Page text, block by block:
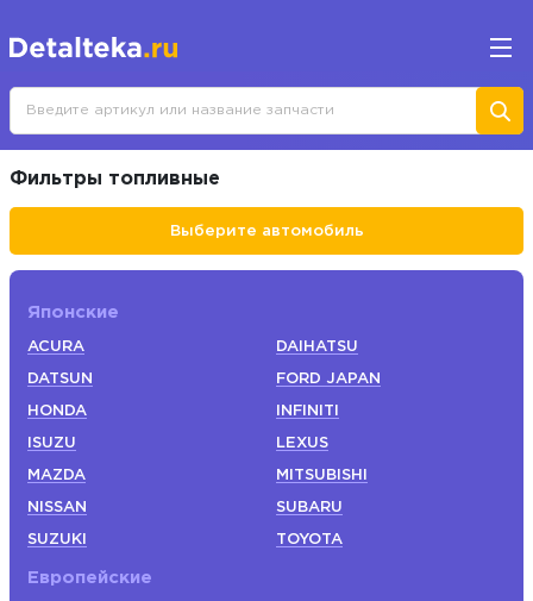
Фильтры топливные
Выберите автомобиль
Японские
ACURA DAIHATSU
DATSUN FORD JAPAN
HONDA INFINITI
ISUZU LEXUS
MAZDA MITSUBISHI
NISSAN SUBARU
SUZUKI TOYOTA
Европейские